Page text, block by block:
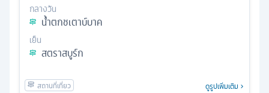
กลางวัน
น้ำตกชเตาบ์บาค
เย็น
สตราสบูร์ก
ดูรูปเพิ่มเติม